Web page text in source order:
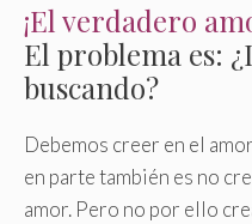
¡El verdadero
El problema es:
buscando?
Debemos creer en el
en parte también es no
amor. Pero no por ello